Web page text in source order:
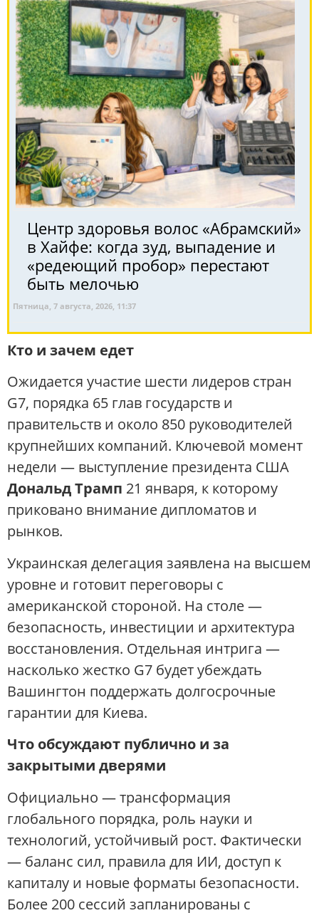
Центр здоровья волос «Абрaмский»
в Хайфе: когда зуд, выпадение и
«редеющий пробор» перестают
быть мелочью
Пятница, 7 августа, 2026, 11:37
Кто и зачем едет
Ожидается участие шести лидеров стран
G7, порядка 65 глав государств и
правительств и около 850 руководителей
крупнейших компаний. Ключевой момент
недели — выступление президента США
Дональд Трамп 21 января, к которому
приковано внимание дипломатов и
рынков.
Украинская делегация заявлена на высшем
уровне и готовит переговоры с
американской стороной. На столе —
безопасность, инвестиции и архитектура
восстановления. Отдельная интрига —
насколько жестко G7 будет убеждать
Вашингтон поддержать долгосрочные
гарантии для Киева.
Что обсуждают публично и за
закрытыми дверями
Официально — трансформация
глобального порядка, роль науки и
технологий, устойчивый рост. Фактически
— баланс сил, правила для ИИ, доступ к
капиталу и новые форматы безопасности.
Более 200 сессий запланированы с